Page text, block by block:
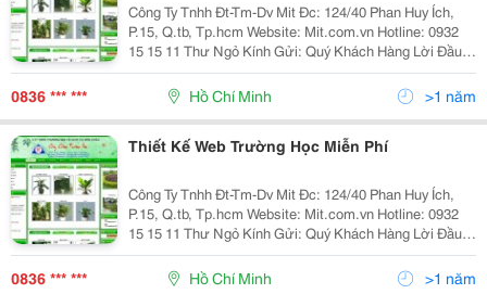
Công Ty Tnhh Đt-Tm-Dv Mit Đc: 124/40 Phan Huy Ích,
P.15, Q.tb, Tp.hcm Website: Mit.com.vn Hotline: 0932
15 15 11 Thư Ngỏ Kính Gửi: Quý Khách Hàng Lời Đầu
Tiên Công Ty Chúng Tôi Xin Gửi Đến Chúc Quý Khách
0836 *** *** Hồ Chí Minh >1 năm
Thiết Kế Web Trường Học Miễn Phí
Công Ty Tnhh Đt-Tm-Dv Mit Đc: 124/40 Phan Huy Ích,
P.15, Q.tb, Tp.hcm Website: Mit.com.vn Hotline: 0932
15 15 11 Thư Ngỏ Kính Gửi: Quý Khách Hàng Lời Đầu
Tiên Công Ty Chúng Tôi Xin Gửi Đến Chúc Quý Khách
0836 *** *** Hồ Chí Minh >1 năm